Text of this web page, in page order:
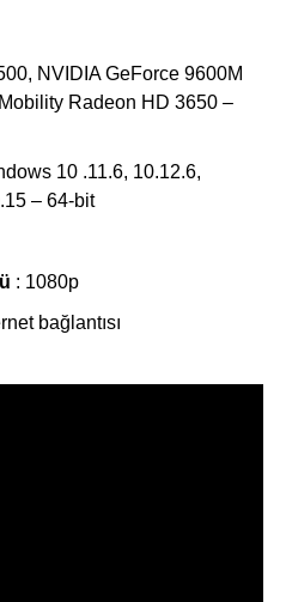
NVIDIA GeForce 9600M
Radeon HD 3650 –
10 .11.6, 10.12.6,
– 64-bit
: 1080p
bağlantısı